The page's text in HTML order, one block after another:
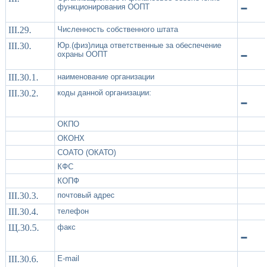
функционирования ООПТ
-
III.29. Численность собственного штата
III.30.
Юр.(физ)лица ответственные за обеспечение
охраны ООПТ
-
III.30.1. наименование организации
III.30.2. коды данной организации: -
ОКПО
ОКОНХ
СОАТО (ОКАТО)
КФС
КОПФ
III.30.3. почтовый адрес
III.30.4. телефон
Щ.30.5. факс -
III.30.6. Е-mail